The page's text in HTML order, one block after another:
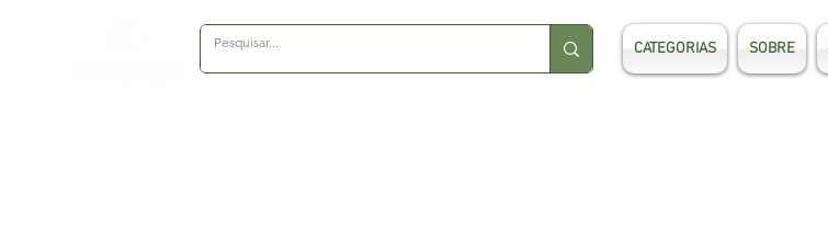
CATEGORIAS SOBRE